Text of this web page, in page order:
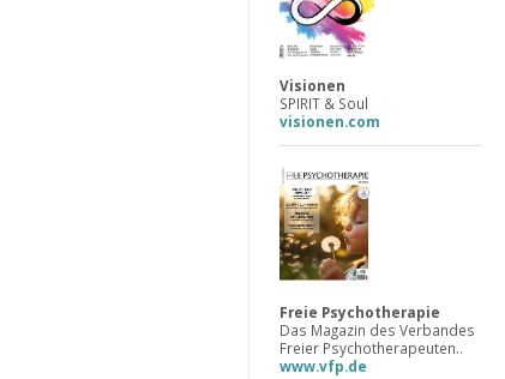
Visionen
SPIRIT & Soul
visionen.com
Freie Psychotherapie
Das Magazin des Verbandes
Freier Psychotherapeuten..
www.vfp.de